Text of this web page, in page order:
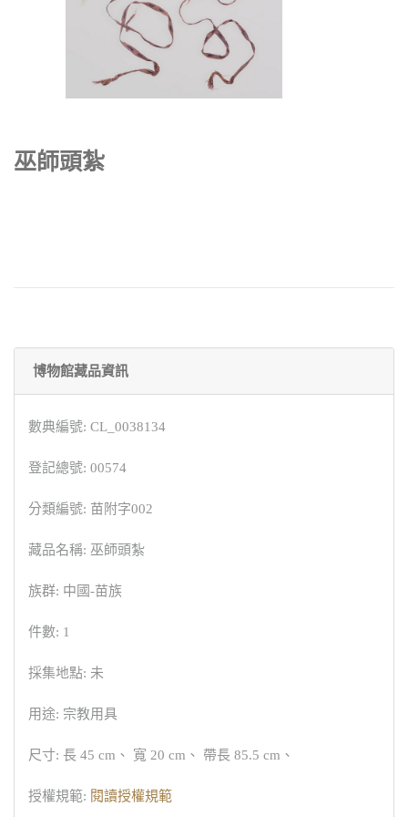
巫師頭紮
博物館藏品資訊
數典編號: CL_0038134
登記總號: 00574
分類編號: 苗附字002
藏品名稱: 巫師頭紮
族群: 中國-苗族
件數: 1
採集地點: 未
用途: 宗教用具
尺寸: 長 45 cm、 寬 20 cm、 帶長 85.5 cm、
授權規範: 閱讀授權規範